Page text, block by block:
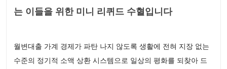
는 이들을 위한 미니 리퀴드 수혈입니다
월변대출 가계 경제가 파탄 나지 않도록 생활에 전혀 지장 없는
수준의 정기적 소액 상환 시스템으로 일상의 평화를 되찾아 드